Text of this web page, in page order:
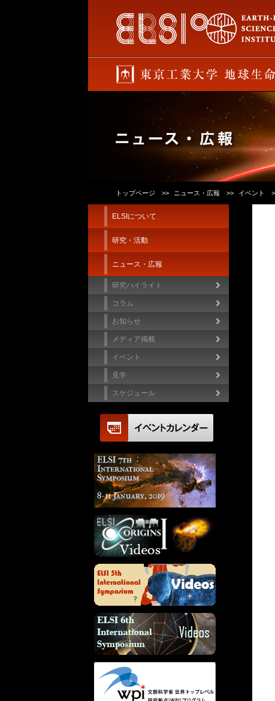
トップページ ニュース・広報 イベント
ELSIについて
研究・活動
ニュース・広報
研究ハイライト
コラム
お知らせ
メディア掲載
イベント
見学
スケジュール